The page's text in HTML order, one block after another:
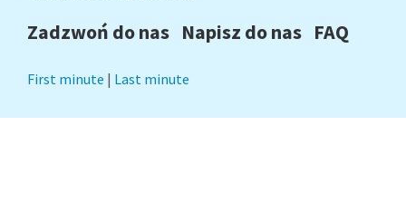
Zadzwoń do nas Napisz do nas FAQ
First minute | Last minute